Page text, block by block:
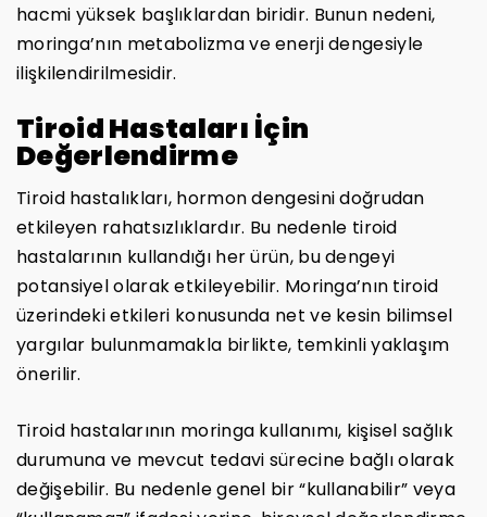
hacmi yüksek başlıklardan biridir. Bunun nedeni,
moringa’nın metabolizma ve enerji dengesiyle
ilişkilendirilmesidir.
Tiroid Hastaları İçin
Değerlendirme
Tiroid hastalıkları, hormon dengesini doğrudan
etkileyen rahatsızlıklardır. Bu nedenle tiroid
hastalarının kullandığı her ürün, bu dengeyi
potansiyel olarak etkileyebilir. Moringa’nın tiroid
üzerindeki etkileri konusunda net ve kesin bilimsel
yargılar bulunmamakla birlikte, temkinli yaklaşım
önerilir.
Tiroid hastalarının moringa kullanımı, kişisel sağlık
durumuna ve mevcut tedavi sürecine bağlı olarak
değişebilir. Bu nedenle genel bir “kullanabilir” veya